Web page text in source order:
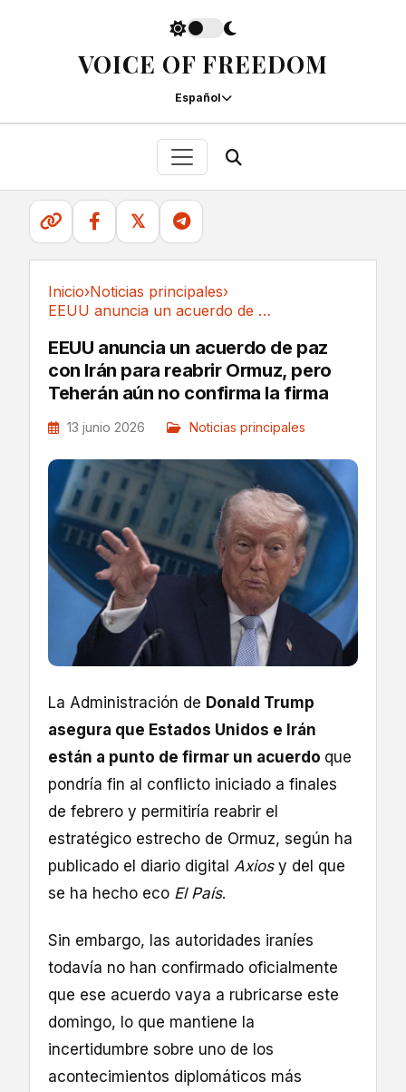
VOICE OF FREEDOM
Español
𝕏
Inicio›Noticias principales›
EEUU anuncia un acuerdo de paz con Irán para...
EEUU anuncia un acuerdo de paz
con Irán para reabrir Ormuz, pero
Teherán aún no confirma la firma
13 junio 2026 Noticias principales
La Administración de Donald Trump
asegura que Estados Unidos e Irán
están a punto de firmar un acuerdo que
pondría fin al conflicto iniciado a finales
de febrero y permitiría reabrir el
estratégico estrecho de Ormuz, según ha
publicado el diario digital Axios y del que
se ha hecho eco El País.
Sin embargo, las autoridades iraníes
todavía no han confirmado oficialmente
que ese acuerdo vaya a rubricarse este
domingo, lo que mantiene la
incertidumbre sobre uno de los
acontecimientos diplomáticos más